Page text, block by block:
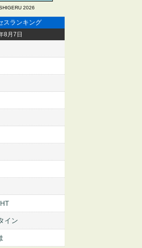
2026
スランキング
8月7日
イン